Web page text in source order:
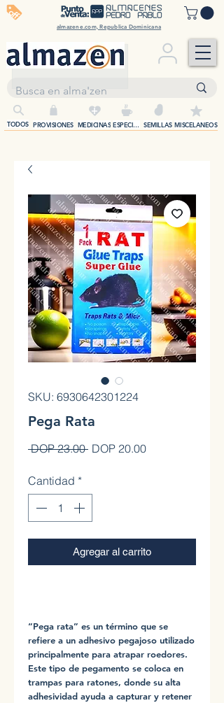
almazene.com, Republica Dominicana
off
+
PROVISIONES MEDICINAS SEMILLAS
ESPECIAS MISCELANEOS
TODOS
SKU: 6930642301224
Pega Rata
DOP 23.00 Precio
DOP 20.00Precio de oferta
Cantidad *
Agregar al carrito
“Pega rata” es un término que se
refiere a un adhesivo pegajoso utilizado
principalmente para atrapar roedores.
Este tipo de pegamento se coloca en
trampas para ratones, donde su alta
adhesividad ayuda a capturar y retener